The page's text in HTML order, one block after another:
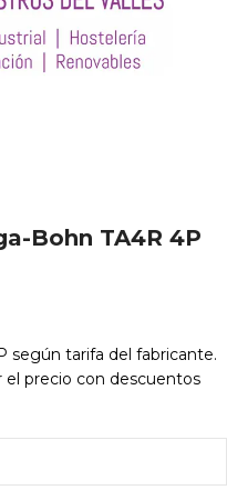
Bohn TA4R 4P
según tarifa del fabricante.
el precio con descuentos